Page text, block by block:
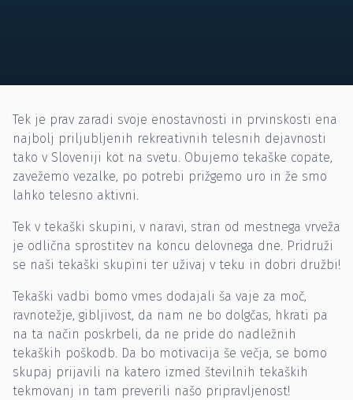
Tek je prav zaradi svoje enostavnosti in prvinskosti ena
najbolj priljubljenih rekreativnih telesnih dejavnosti
tako v Sloveniji kot na svetu. Obujemo tekaške copate,
zavežemo vezalke, po potrebi prižgemo uro in že smo
lahko telesno aktivni.
Tek v tekaški skupini, v naravi, stran od mestnega vrveža
je odlična sprostitev na koncu delovnega dne. Pridruži
se naši tekaški skupini ter uživaj v teku in dobri družbi!
Tekaški vadbi bomo vmes dodajali ša vaje za moč,
ravnotežje, gibljivost, da nam ne bo dolgčas, hkrati pa
na ta način poskrbeli, da ne pride do nadležnih
tekaških poškodb. Da bo motivacija še večja, se bomo
skupaj prijavili na katero izmed številnih tekaških
tekmovanj in tam preverili našo pripravljenost!